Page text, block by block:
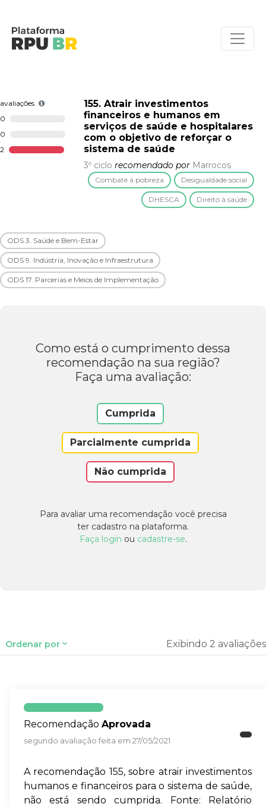
avaliações
0
0
2
155. Atrair investimentos
financeiros e humanos em
serviços de saúde e hospitalares
com o objetivo de reforçar o
sistema de saúde
3º ciclo recomendado por Marrocos
Combate à pobreza Desigualdade social
DHESCA Direito à saúde
ODS 3. Saúde e Bem-Estar
ODS 9. Indústria, Inovação e Infraestrutura
ODS 17. Parcerias e Meios de Implementação
Como está o cumprimento dessa
recomendação na sua região?
Faça uma avaliação:
Cumprida
Parcialmente cumprida
Não cumprida
Para avaliar uma recomendação você precisa
ter cadastro na plataforma.
Faça login ou cadastre-se.
Ordenar por Exibindo 2 avaliações
Recomendação Aprovada
segundo avaliação feita em 27/05/2021
A recomendação 155, sobre atrair investimentos
humanos e financeiros para o sistema de saúde,
não está sendo cumprida. Fonte: Relatório